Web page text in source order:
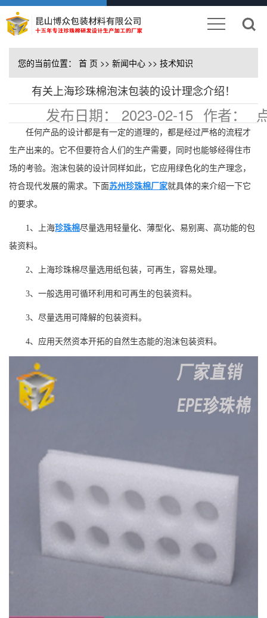
您的当前位置： 首 页 >> 新闻中心 >> 技术知识
有关上海珍珠棉泡沫包装的设计理念介绍！
发布日期： 2023-02-15 作者：
击： 133
任何产品的设计都是有一定的道理的，都是经过严格的流程才
生产出来的。它不但要符合人们的生产需要，同时也能够经得住市
场的考验。泡沫包装的设计同样如此，它应用绿色化的生产理念，
符合现代发展的需求。下面苏州珍珠棉厂家就具体的来介绍一下它
的要求。
1、上海珍珠棉尽量选用轻量化、薄型化、易别离、高功能的包
装资料。
2、上海珍珠棉尽量选用纸包装，可再生，容易处理。
3、一般选用可循环利用和可再生的包装资料。
3、尽量选用可降解的包装资料。
4、应用天然资本开拓的自然生态能的泡沫包装资料。